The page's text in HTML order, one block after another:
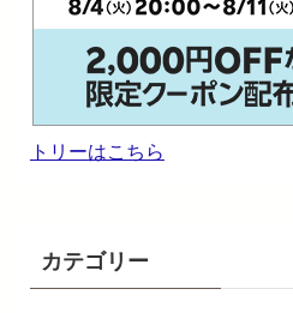
トリーはこちら
カテゴリー